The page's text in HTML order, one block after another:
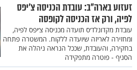
זעזוע בארה"ב: עובדת הכניסה צ'יפס
לפיה, ורק אז הכניסה לקופסה
עובדת מקדונלד׳ס תועדה מכניסה צ׳יפס לפיה,
ומחזירה לאריזה שיועדה ללקוח. המשטרה פתחה
בחקירה, והעובדת, שככל הנראה ניהלה את
הסניף - פוטרה מתפקידה